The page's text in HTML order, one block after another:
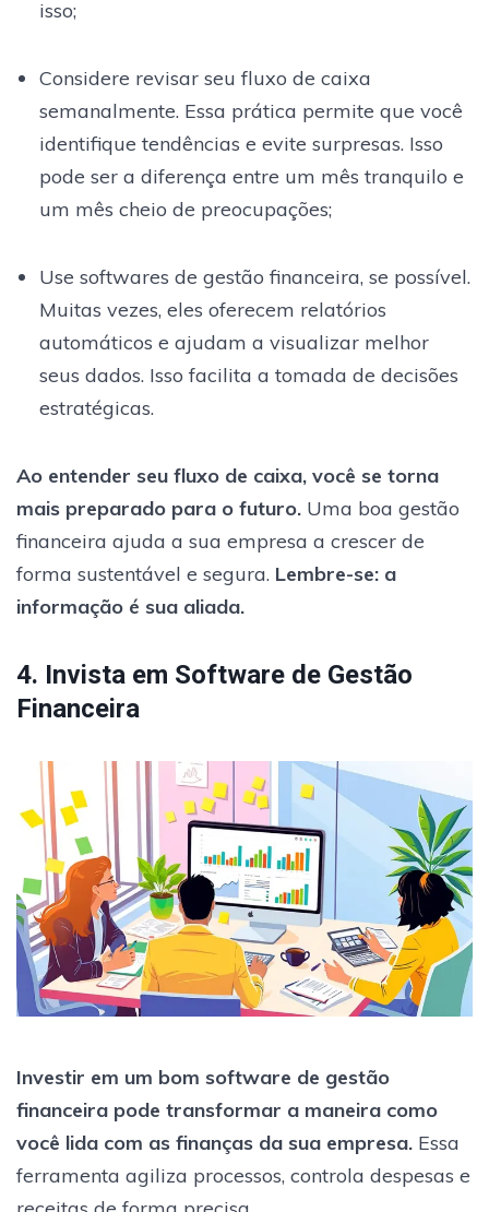
isso;
Considere revisar seu fluxo de caixa
semanalmente. Essa prática permite que você
identifique tendências e evite surpresas. Isso
pode ser a diferença entre um mês tranquilo e
um mês cheio de preocupações;
Use softwares de gestão financeira, se possível.
Muitas vezes, eles oferecem relatórios
automáticos e ajudam a visualizar melhor
seus dados. Isso facilita a tomada de decisões
estratégicas.
Ao entender seu fluxo de caixa, você se torna
mais preparado para o futuro. Uma boa gestão
financeira ajuda a sua empresa a crescer de
forma sustentável e segura. Lembre-se: a
informação é sua aliada.
4. Invista em Software de Gestão
Financeira
Investir em um bom software de gestão
financeira pode transformar a maneira como
você lida com as finanças da sua empresa. Essa
ferramenta agiliza processos, controla despesas e